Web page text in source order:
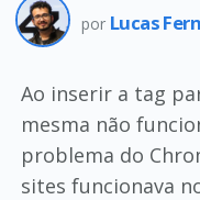
por Lucas
Ao inserir a tag
mesma não
problema do
sites funcionava